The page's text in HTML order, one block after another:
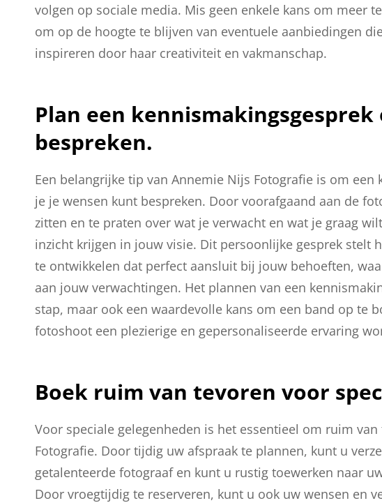
volgen op sociale media. Mis geen enkele kans om meer
om op de hoogte te blijven van eventuele aanbiedingen
inspireren door haar creativiteit en vakmanschap.
Plan een
bespreken.
Een belangrijke tip van Annemie Nijs Fotografie is om
je je wensen kunt bespreken. Door voorafgaand aan de
zitten en te praten over wat je verwacht en wat je graag
inzicht krijgen in jouw visie. Dit persoonlijke gesprek stelt
te ontwikkelen dat perfect aansluit bij jouw behoeften,
aan jouw verwachtingen. Het plannen van een
stap, maar ook een waardevolle kans om een band op te
fotoshoot een plezierige en gepersonaliseerde ervaring
Boek ruim van tevoren voor
Voor speciale gelegenheden is het essentieel om ruim
Fotografie. Door tijdig uw afspraak te plannen, kunt u
getalenteerde fotograaf en kunt u rustig toewerken naar
Door vroegtijdig te reserveren, kunt u ook uw wensen en